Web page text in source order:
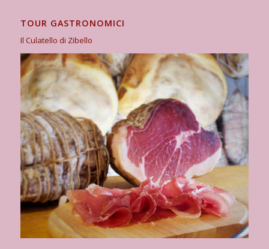
TOUR GASTRONOMICI
Il Culatello di Zibello